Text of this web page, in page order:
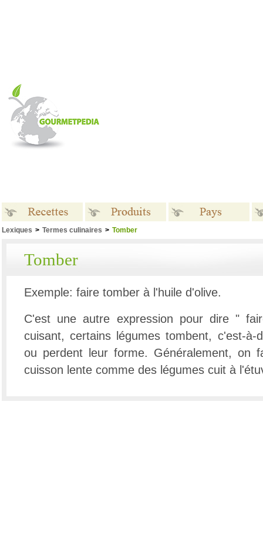
Lexiques > Termes culinaires > Tomber
Tomber
Exemple: faire tomber à l'huile d'olive.
C'est une autre expression pour dire "
cuisant, certains légumes tombent, c'est-à-
ou perdent leur forme. Généralement, on
cuisson lente comme des légumes cuit à